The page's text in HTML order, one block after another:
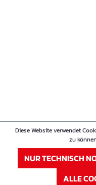
Diese Website verwendet
zu
NUR TECHNISCH
ALLE